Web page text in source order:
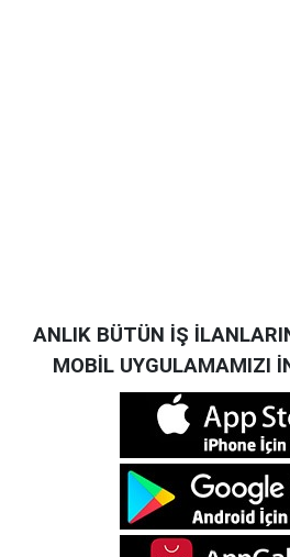
ANLIK BÜTÜN İŞ
MOBİL UYGULAMAMIZI